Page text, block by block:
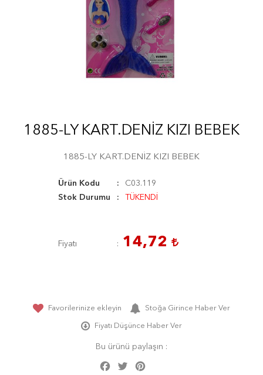
1885-LY KART.DENİZ KIZI BEBEK
1885-LY KART.DENİZ KIZI BEBEK
Ürün Kodu
C03.119
Stok Durumu
TÜKENDİ
Fiyatı 14,72
Favorilerinize ekleyin Stoğa Girince Haber Ver
Fiyatı Düşünce Haber Ver
Bu ürünü paylaşın :
Facebook
Twitter